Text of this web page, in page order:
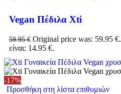
Vegan Πέδιλα Xti
59.95€ Original price was: 59.95 €.
είναι: 14.95 €.
-17%
Προσθήκη στη λίστα επιθυμιών